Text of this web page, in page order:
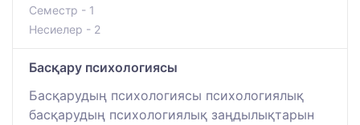
Семестр - 1
Несиелер - 2
Басқару психологиясы
Басқарудың психологиясы психологиялық
басқарудың психологиялық заңдылықтарын